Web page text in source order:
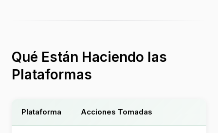
Qué Están Haciendo las
Plataformas
Plataforma Acciones Tomadas